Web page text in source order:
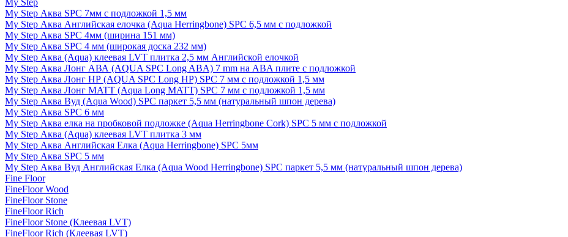
My Step
My Step Аква SPC 7мм c подложкой 1,5 мм
My Step Аква Английская елочка (Aqua Herringbone) SPC 6,5 мм с подложкой
My Step Аква SPC 4мм (ширина 151 мм)
My Step Аква SPC 4 мм (широкая доска 232 мм)
My Step Аква (Aqua) клеевая LVT плитка 2,5 мм Английской елочкой
My Step Аква Лонг АВА (AQUA SPC Long ABA) 7 mm на ABA плите с подложкой
My Step Аква Лонг НР (AQUA SPC Long HP) SPC 7 мм с подложкой 1,5 мм
My Step Аква Лонг MATT (Aqua Long MATT) SPC 7 мм с подложкой 1,5 мм
My Step Аква Вуд (Aqua Wood) SPC паркет 5,5 мм (натуральный шпон дерева)
My Step Аква SPC 6 мм
My Step Аква елка на пробковой подложке (Aqua Herringbone Cork) SPC 5 мм с подложкой
My Step Аква (Aqua) клеевая LVT плитка 3 мм
My Step Аква Английская Елка (Aqua Herringbone) SPC 5мм
My Step Аква SPC 5 мм
My Step Аква Вуд Английская Елка (Aqua Wood Herringbone) SPC паркет 5,5 мм (натуральный шпон дерева)
Fine Floor
FineFloor Wood
FineFloor Stone
FineFloor Rich
FineFloor Stone (Клеевая LVT)
FineFloor Rich (Клеевая LVT)